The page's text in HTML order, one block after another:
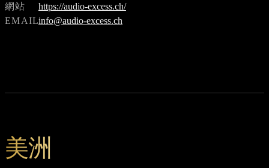
網站
https://audio-excess.ch/
EMAILinfo@audio-excess.ch
美洲